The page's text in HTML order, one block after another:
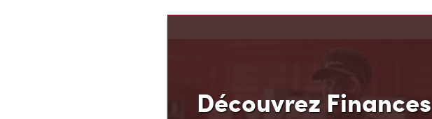
Découvrez Finances